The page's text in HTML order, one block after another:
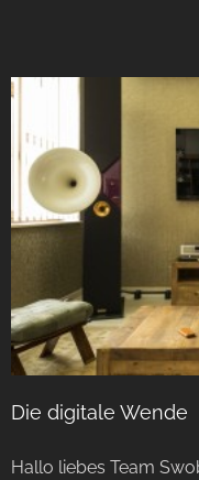
Die digitale Wende
Hallo liebes Team